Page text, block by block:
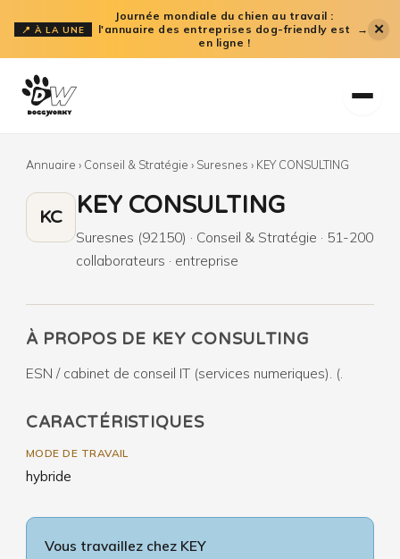
au
contenu
📍 À LA UNE
Journée mondiale du chien au travail :
l'annuaire des entreprises dog-friendly est
en ligne !
→ ✕
Annuaire › Conseil & Stratégie › Suresnes › KEY CONSULTING
KC KEY CONSULTING
Suresnes (92150) · Conseil & Stratégie · 51-200
collaborateurs · entreprise
À PROPOS DE KEY CONSULTING
ESN / cabinet de conseil IT (services numeriques). (.
CARACTÉRISTIQUES
MODE DE TRAVAIL
hybride
Vous travaillez chez KEY